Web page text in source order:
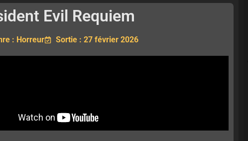
Evil Requiem
: Horreur Sortie : 27 février 2026